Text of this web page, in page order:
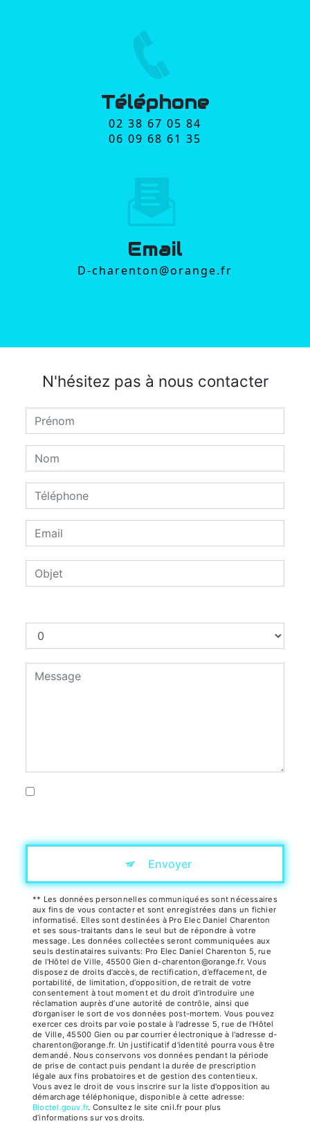
Téléphone
02 38 67 05 84
06 09 68 61 35
Email
d-charenton@orange.fr
N'hésitez pas à nous contacter
Envoyer
** Les données personnelles communiquées sont nécessaires
aux fins de vous contacter et sont enregistrées dans un fichier
informatisé. Elles sont destinées à Pro Elec Daniel Charenton
et ses sous-traitants dans le seul but de répondre à votre
message. Les données collectées seront communiquées aux
seuls destinataires suivants: Pro Elec Daniel Charenton 5, rue
de l'Hôtel de Ville, 45500 Gien d-charenton@orange.fr. Vous
disposez de droits d’accès, de rectification, d’effacement, de
portabilité, de limitation, d’opposition, de retrait de votre
consentement à tout moment et du droit d’introduire une
réclamation auprès d’une autorité de contrôle, ainsi que
d’organiser le sort de vos données post-mortem. Vous pouvez
exercer ces droits par voie postale à l'adresse 5, rue de l'Hôtel
de Ville, 45500 Gien ou par courrier électronique à l'adresse d-
charenton@orange.fr. Un justificatif d'identité pourra vous être
demandé. Nous conservons vos données pendant la période
de prise de contact puis pendant la durée de prescription
légale aux fins probatoires et de gestion des contentieux.
Vous avez le droit de vous inscrire sur la liste d'opposition au
démarchage téléphonique, disponible à cette adresse:
Bloctel.gouv.fr. Consultez le site cnil.fr pour plus
d’informations sur vos droits.